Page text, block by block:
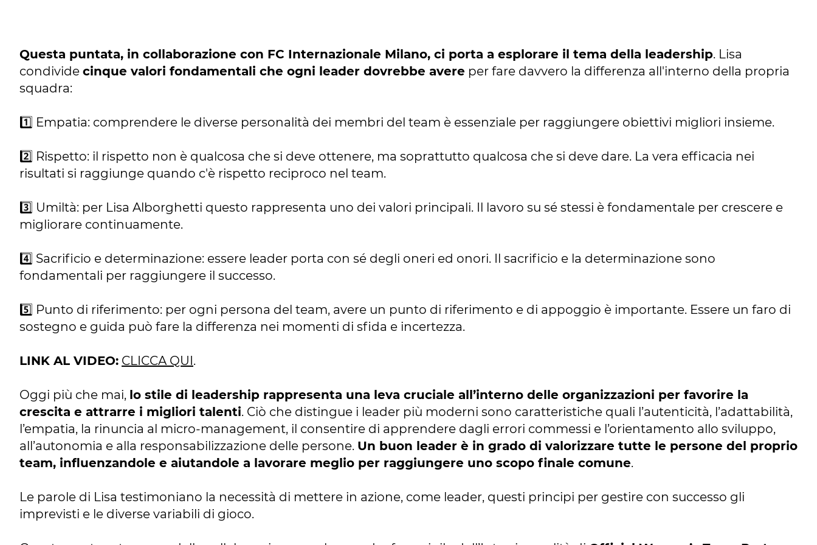
Questa puntata, in collaborazione con FC Internazionale Milano, ci porta a esplorare il tema della leadership. Lisa
condivide cinque valori fondamentali che ogni leader dovrebbe avere per fare davvero la differenza all'interno della propria
squadra:
1️⃣ Empatia: comprendere le diverse personalità dei membri del team è essenziale per raggiungere obiettivi migliori insieme.
2️⃣ Rispetto: il rispetto non è qualcosa che si deve ottenere, ma soprattutto qualcosa che si deve dare. La vera efficacia nei
risultati si raggiunge quando c'è rispetto reciproco nel team.
3️⃣ Umiltà: per Lisa Alborghetti questo rappresenta uno dei valori principali. Il lavoro su sé stessi è fondamentale per crescere e
migliorare continuamente.
4️⃣ Sacrificio e determinazione: essere leader porta con sé degli oneri ed onori. Il sacrificio e la determinazione sono
fondamentali per raggiungere il successo.
5️⃣ Punto di riferimento: per ogni persona del team, avere un punto di riferimento e di appoggio è importante. Essere un faro di
sostegno e guida può fare la differenza nei momenti di sfida e incertezza.
LINK AL VIDEO: CLICCA QUI.
Oggi più che mai, lo stile di leadership rappresenta una leva cruciale all’interno delle organizzazioni per favorire la
crescita e attrarre i migliori talenti. Ciò che distingue i leader più moderni sono caratteristiche quali l’autenticità, l’adattabilità,
l’empatia, la rinuncia al micro-management, il consentire di apprendere dagli errori commessi e l’orientamento allo sviluppo,
all’autonomia e alla responsabilizzazione delle persone. Un buon leader è in grado di valorizzare tutte le persone del proprio
team, influenzandole e aiutandole a lavorare meglio per raggiungere uno scopo finale comune.
Le parole di Lisa testimoniano la necessità di mettere in azione, come leader, questi principi per gestire con successo gli
imprevisti e le diverse variabili di gioco.